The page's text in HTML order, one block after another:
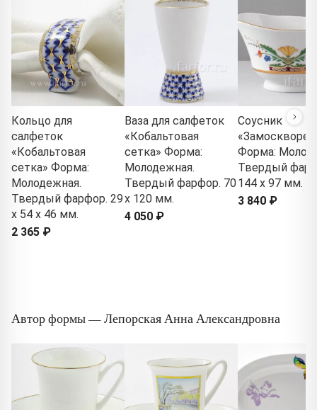
Кольцо для
салфеток
«Кобальтовая
сетка» Форма:
Молодежная.
Твердый фарфор. 29
x 54 x 46 мм.
2 365 ₽
Ваза для салфеток
«Кобальтовая
сетка» Форма:
Молодежная.
Твердый фарфор. 70
x 120 мм.
4 050 ₽
Соусник
Форма:
Твердый
144 x 97 мм.
3 840 ₽
Автор формы — Лепорская Анна Александровна